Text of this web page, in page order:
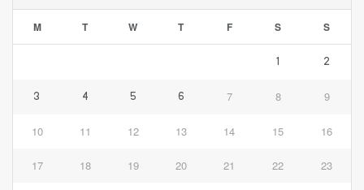
M T W T F S S
1 2
3 4 5 6 7 8 9
10 11 12 13 14 15 16
17 18 19 20 21 22 23